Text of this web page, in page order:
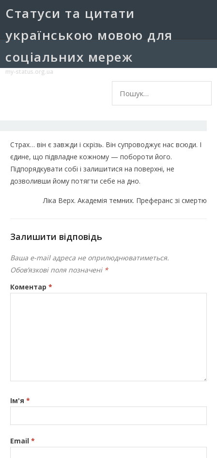
Cтатуси та цитати
українською мовою для
соціальних мереж
my-status.org.ua
Страх… він є завжди і скрізь. Він супроводжує нас всюди. І
єдине, що підвладне кожному — побороти його.
Підпорядкувати собі і залишитися на поверхні, не
дозволивши йому потягти себе на дно.
Ліка Верх. Академія темних. Преферанс зі смертю
Залишити відповідь
Ваша e-mail адреса не оприлюднюватиметься.
Обов’язкові поля позначені *
Коментар*
Ім'я*
Email*